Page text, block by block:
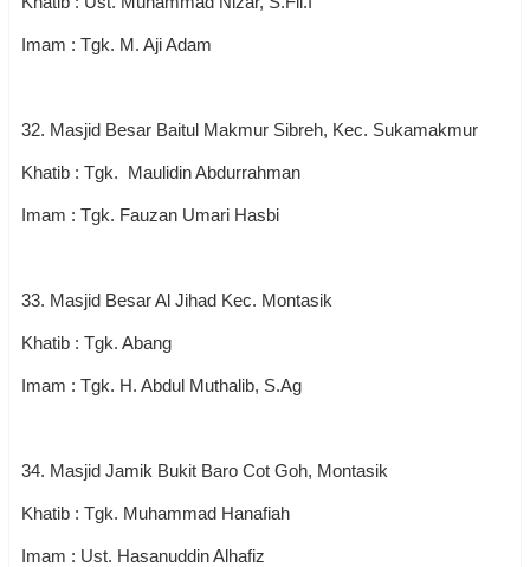
Imam : Tgk. M. Aji Adam
32. Masjid Besar Baitul Makmur Sibreh, Kec. Sukamakmur
Khatib : Tgk. Maulidin Abdurrahman
Imam : Tgk. Fauzan Umari Hasbi
33. Masjid Besar Al Jihad Kec. Montasik
Khatib : Tgk. Abang
Imam : Tgk. H. Abdul Muthalib, S.Ag
34. Masjid Jamik Bukit Baro Cot Goh, Montasik
Khatib : Tgk. Muhammad Hanafiah
Imam : Ust. Hasanuddin Alhafiz